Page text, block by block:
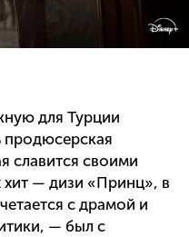
для Турции
продюсерская
славится своими
— дизи «Принц», в
с драмой и
— был с